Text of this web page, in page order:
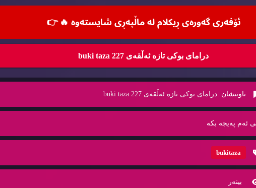
ئۆفه‌ری گه‌وره‌ی ڕیكلام له‌ ماڵپه‌ڕی شایسته‌وه‌ 🔥👉
درامای بوکی تازە ئەڵقەی 227 buki taza
ناونیشان :درامای بوکی تازە ئەڵقەی 227 buki taza
ئه‌م په‌یجه‌ بكه‌
bukitaza
بینه‌ر